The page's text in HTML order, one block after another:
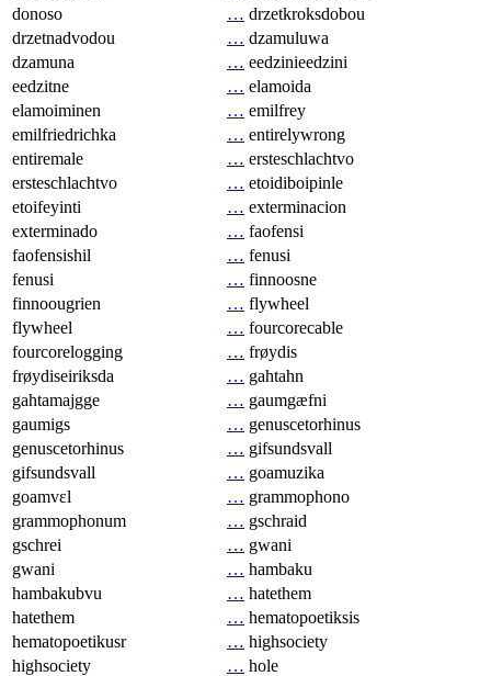
donoso
… drzetkroksdobou
drzetnadvodou
… dzamuluwa
dzamuna
… eedzinieedzini
eedzitne
… elamoida
elamoiminen
… emilfrey
emilfriedrichka
… entirelywrong
entiremale
… ersteschlachtvo
ersteschlachtvo
… etoidiboipinle
etoifeyinti
… exterminacion
exterminado
… faofensi
faofensishil
… fenusi
fenusi
… finnoosne
finnoougrien
… flywheel
flywheel
… fourcorecable
fourcorelogging
… frøydis
frøydiseiriksda
… gahtahn
gahtamajgge
… gaumgæfni
gaumigs
… genuscetorhinus
genuscetorhinus
… gifsundsvall
gifsundsvall
… goamuzika
goamvɛl
… grammophono
grammophonum
… gschraid
gschrei
… gwani
gwani
… hambaku
hambakubvu
… hatethem
hatethem
… hematopoetiksis
hematopoetikusr
… highsociety
highsociety
… hole